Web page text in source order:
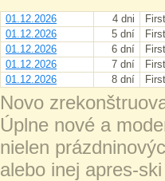
01.12.2026 4 dni
01.12.2026
5 dní
01.12.2026
6 dní
01.12.2026
7 dní
01.12.2026
8 dní
Novo
Úplne nové a
nielen
alebo inej apres-